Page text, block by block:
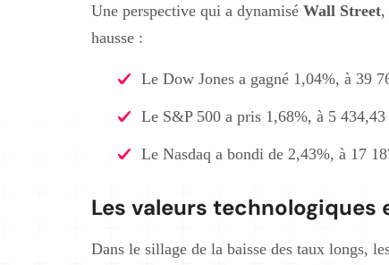
Une perspective qui a dynamisé Wall Street,
hausse :
Le Dow Jones a gagné 1,04%, à 39
Le S&P 500 a pris 1,68%, à 5
Le Nasdaq a bondi de 2,43%, à 17
Les valeurs technologiques
Dans le sillage de la baisse des taux longs,